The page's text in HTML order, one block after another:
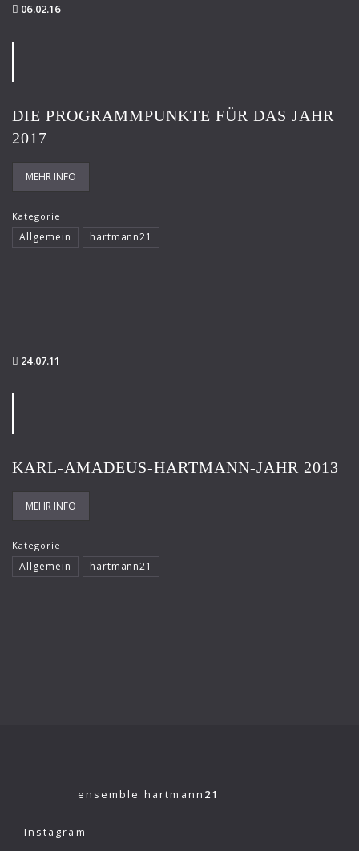
06.02.16
DIE PROGRAMMPUNKTE FÜR DAS JAHR
2017
MEHR INFO
Kategorie
Allgemein hartmann21
24.07.11
KARL-AMADEUS-HARTMANN-JAHR 2013
MEHR INFO
Kategorie
Allgemein hartmann21
ensemble hartmann 21
Instagram